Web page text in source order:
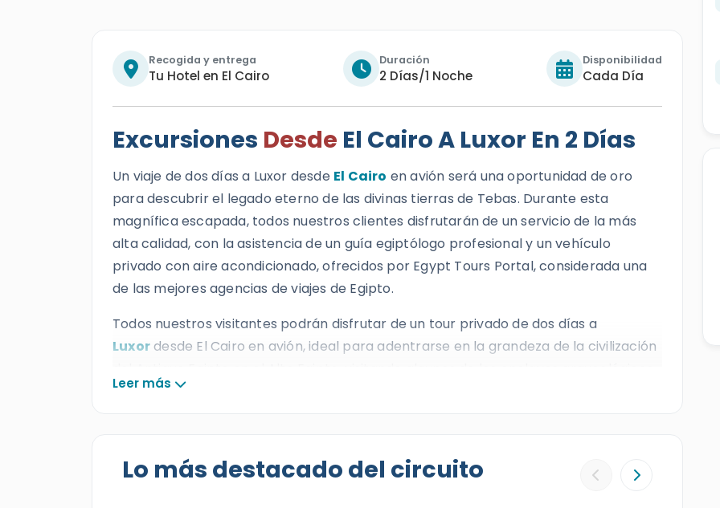
Recogida y entrega
Tu Hotel en El Cairo
Duración
2 Días/1 Noche
Disponibilidad
Cada Día
Excursiones Desde El Cairo A Luxor En 2 Días
Un viaje de dos días a Luxor desde El Cairo en avión será una oportunidad de oro
para descubrir el legado eterno de las divinas tierras de Tebas. Durante esta
magnífica escapada, todos nuestros clientes disfrutarán de un servicio de la más
alta calidad, con la asistencia de un guía egiptólogo profesional y un vehículo
privado con aire acondicionado, ofrecidos por Egypt Tours Portal, considerada una
de las mejores agencias de viajes de Egipto.
Todos nuestros visitantes podrán disfrutar de un tour privado de dos días a
Luxordesde El Cairo en avión, ideal para adentrarse en la grandeza de la civilización
más emblemáticos de Luxor, como el
extraordinario viaje de dos días y contemple la gloria eterna del Antiguo Egipto.
Leer más
Lo más destacado del circuito